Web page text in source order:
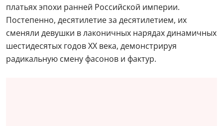
платьях эпохи ранней Российской империи.
Постепенно, десятилетие за десятилетием, их
сменяли девушки в лаконичных нарядах динамичных
шестидесятых годов ХХ века, демонстрируя
радикальную смену фасонов и фактур.